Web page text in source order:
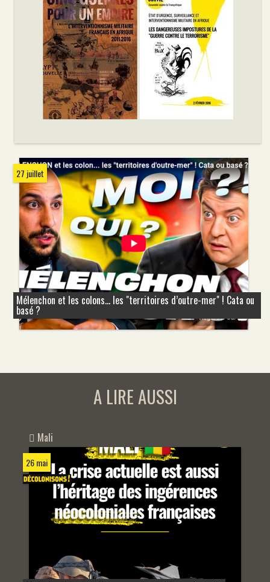
27 juillet
Mélenchon et les colons... les "territoires d’outre-mer" ! Cata ou
basé ?
A LIRE AUSSI
Mali
26 mai